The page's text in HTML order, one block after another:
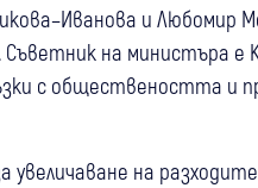
и Любомир
на министъра е
с обществеността и
на